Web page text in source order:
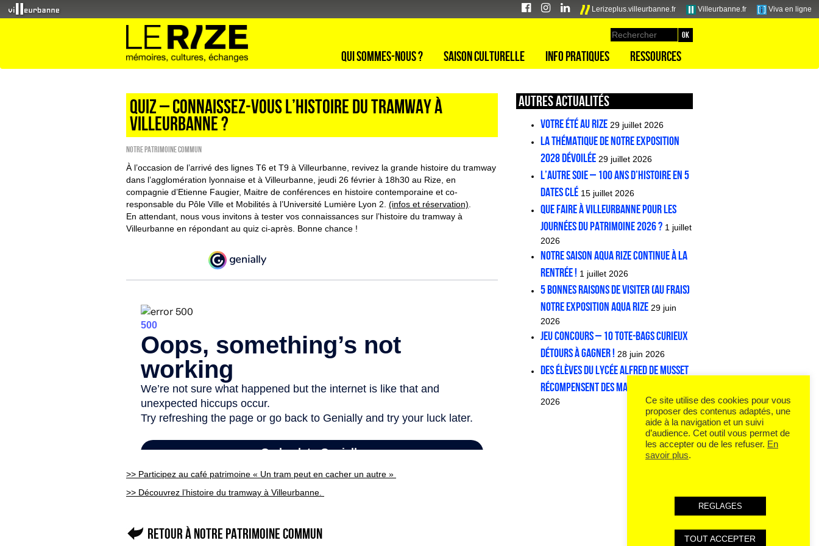
Lerizeplus.villeurbanne.fr Villeurbanne.fr Viva en ligne
Qui sommes-nous ? Saison culturelle Info pratiques Ressources
QUIZ – Connaissez-vous l’histoire du tramway à
Villeurbanne ?
Notre patrimoine commun
À l’occasion de l’arrivé des lignes T6 et T9 à Villeurbanne, revivez la grande histoire du tramway
dans l’agglomération lyonnaise et à Villeurbanne, jeudi 26 février à 18h30 au Rize, en
compagnie d’Etienne Faugier, Maitre de conférences en histoire contemporaine et co-
responsable du Pôle Ville et Mobilités à l’Université Lumière Lyon 2. (infos et réservation)
En attendant, nous vous invitons à tester vos connaissances sur l’histoire du tramway à
Villeurbanne en répondant au quiz ci-après. Bonne chance !
>> Participez au café patrimoine « Un tram peut en cacher un autre »
>> Découvrez l’histoire du tramway à Villeurbanne.
Retour à Notre patrimoine commun
Autres actualités
VOTRE ÉTÉ AU RIZE 29 juillet 2026
La thématique de notre exposition
2028 dévoilée 29 juillet 2026
L’AUTRE SOIE – 100 ans d’histoire en 5
dates clé 15 juillet 2026
Que faire à Villeurbanne pour les
Journées du patrimoine 2026 ? 1 juillet
2026
Notre saison Aqua Rize continue à la
rentrée ! 1 juillet 2026
5 bonnes raisons de visiter (au frais)
notre exposition Aqua Rize 29 juin
2026
JEU CONCOURS – 10 tote-bags Curieux
Détours à gagner ! 28 juin 2026
Des élèves du lycée Alfred de Musset
récompensent des mangas
2026
Ce site utilise des cookies pour vous
proposer des contenus adaptés, une
aide à la navigation et un suivi
d’audience. Cet outil vous permet de
les accepter ou de les refuser. En
savoir plus.
REGLAGES
TOUT ACCEPTER